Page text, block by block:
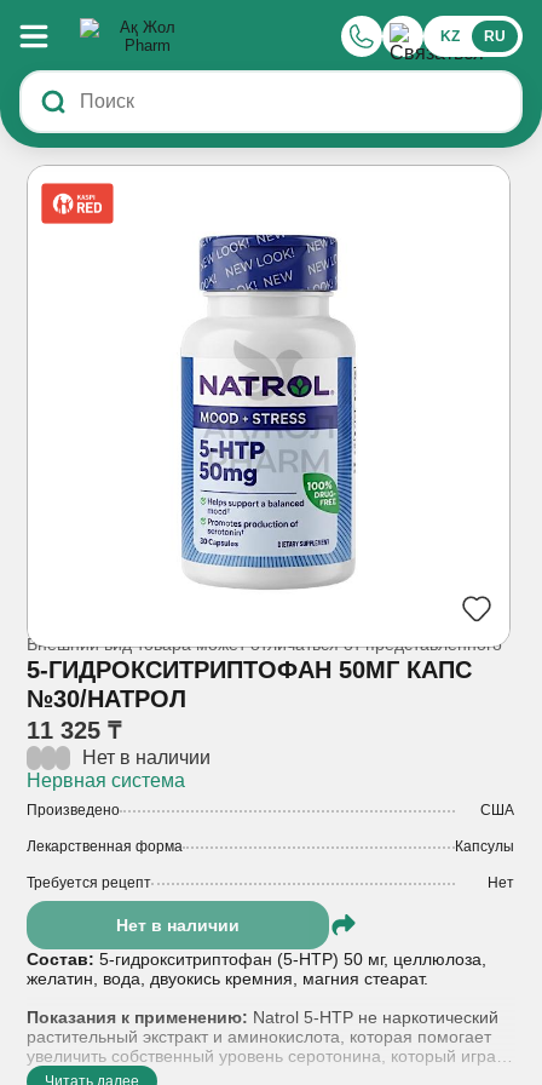
KZ RU
Внешний вид товара может отличаться от представленного
5-ГИДРОКСИТРИПТОФАН 50МГ КАПС
№30/НАТРОЛ
11 325 ₸
Нет в наличии
Нервная система
Произведено США
Лекарственная форма Капсулы
Требуется рецепт Нет
Нет в наличии
Состав: 5-гидрокситриптофан (5-HTP) 50 мг, целлюлоза,
желатин, вода, двуокись кремния, магния стеарат.
Показания к применению: Natrol 5-HTP не наркотический
растительный экстракт и аминокислота, которая помогает
увеличить собственный уровень серотонина, который играет
ключевую роль в управлении аппетитом и улучшении
Читать далее